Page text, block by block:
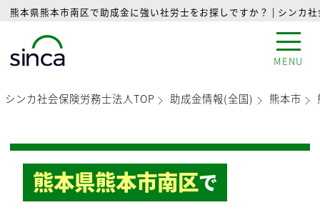
熊本県熊本市南区で助成金に強い社労士をお探しですか？ | シンカ
MENU
シンカ社会保険労務士法人TOP 助成金情報(全国) 熊本市
熊本県熊本市南区で